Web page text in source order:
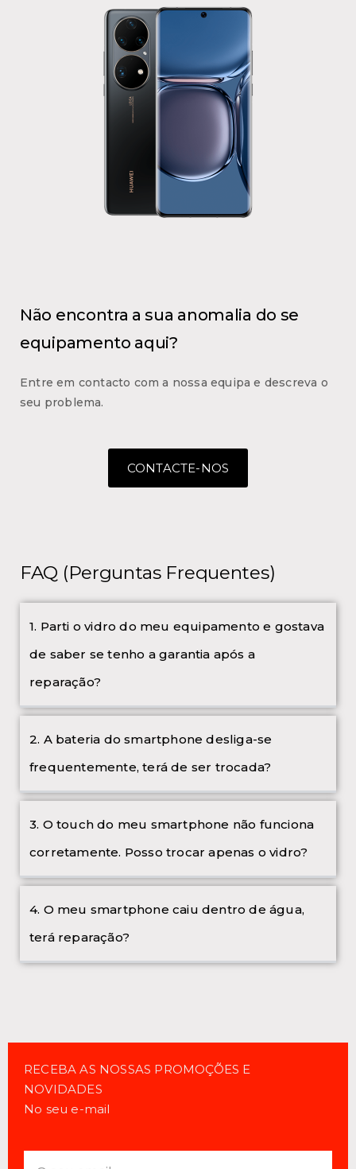
Não encontra a sua anomalia do se
equipamento aqui?
Entre em contacto com a nossa equipa e descreva o
seu problema.
CONTACTE-NOS
FAQ (Perguntas Frequentes)
1. Parti o vidro do meu equipamento e gostava
de saber se tenho a garantia após a
reparação?
2. A bateria do smartphone desliga-se
frequentemente, terá de ser trocada?
3. O touch do meu smartphone não funciona
corretamente. Posso trocar apenas o vidro?
4. O meu smartphone caiu dentro de água,
terá reparação?
RECEBA AS NOSSAS PROMOÇÕES E
NOVIDADES
No seu e-mail